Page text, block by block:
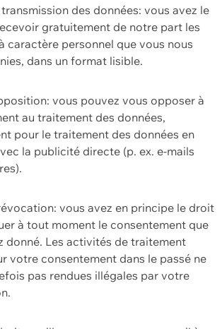
des données: vous avez le
gratuitement de notre part les
caractère personnel que vous nous
dans un format lisible.
vous pouvez vous opposer à
au traitement des données,
pour le traitement des données en
la publicité directe (p. ex. e-mails
vous avez en principe le droit
à tout moment le consentement que
donné. Les activités de traitement
votre consentement dans le passé ne
pas rendues illégales par votre